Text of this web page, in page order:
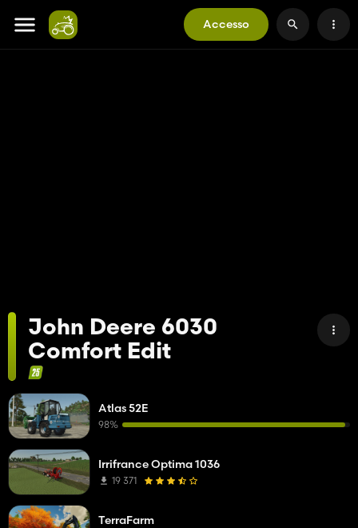
Accesso
John Deere 6030
Comfort Edit
Atlas 52E
98%
Irrifrance Optima 1036
19 371
TerraFarm